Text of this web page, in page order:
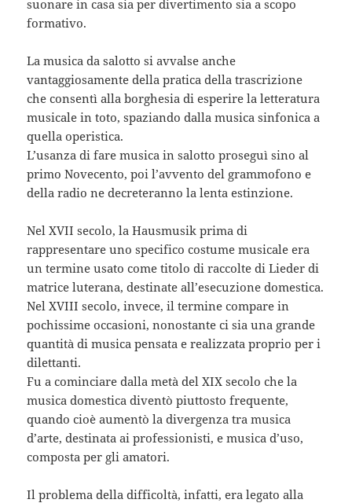
suonare in casa sia per divertimento sia a scopo
formativo.
La musica da salotto si avvalse anche
vantaggiosamente della pratica della trascrizione
che consentì alla borghesia di esperire la letteratura
musicale in toto, spaziando dalla musica sinfonica a
quella operistica.
L’usanza di fare musica in salotto proseguì sino al
primo Novecento, poi l’avvento del grammofono e
della radio ne decreteranno la lenta estinzione.
Nel XVII secolo, la Hausmusik prima di
rappresentare uno specifico costume musicale era
un termine usato come titolo di raccolte di Lieder di
matrice luterana, destinate all’esecuzione domestica.
Nel XVIII secolo, invece, il termine compare in
pochissime occasioni, nonostante ci sia una grande
quantità di musica pensata e realizzata proprio per i
dilettanti.
Fu a cominciare dalla metà del XIX secolo che la
musica domestica diventò piuttosto frequente,
quando cioè aumentò la divergenza tra musica
d’arte, destinata ai professionisti, e musica d’uso,
composta per gli amatori.
Il problema della difficoltà, infatti, era legato alla